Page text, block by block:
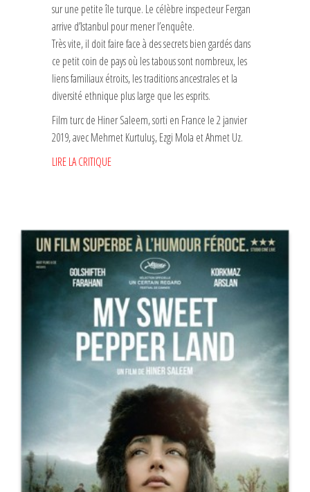
sur une petite île turque. Le célèbre inspecteur Fergan
arrive d’Istanbul pour mener l’enquête.
Très vite, il doit faire face à des secrets bien gardés dans
ce petit coin de pays où les tabous sont nombreux, les
liens familiaux étroits, les traditions ancestrales et la
diversité ethnique plus large que les esprits.
Film turc de Hiner Saleem, sorti en France le 2 janvier
2019, avec Mehmet Kurtuluş, Ezgi Mola et Ahmet Uz.
LIRE LA CRITIQUE